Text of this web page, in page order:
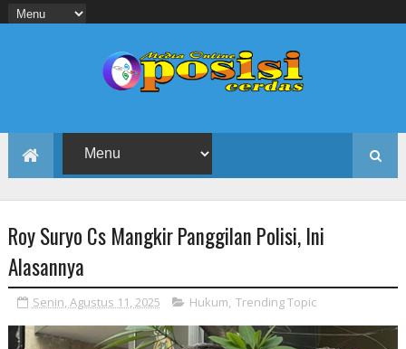
Roy Suryo Cs Mangkir Panggilan Polisi, Ini
Alasannya
Senin, Agustus 11, 2025 Hukum, Trending Topic